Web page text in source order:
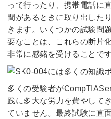
って行ったり、携帯電話に
間があるときに取り出した
きます。いくつかの試験問
要なことは、これらの断片
非常に感銘を受けることです
多くの受験者が
践に多大な労力を費やして
ていません。最終試験に直